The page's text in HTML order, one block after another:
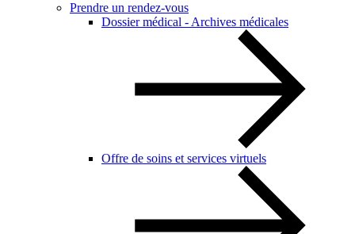
Prendre un rendez-vous
Dossier médical - Archives médicales
Offre de soins et services virtuels